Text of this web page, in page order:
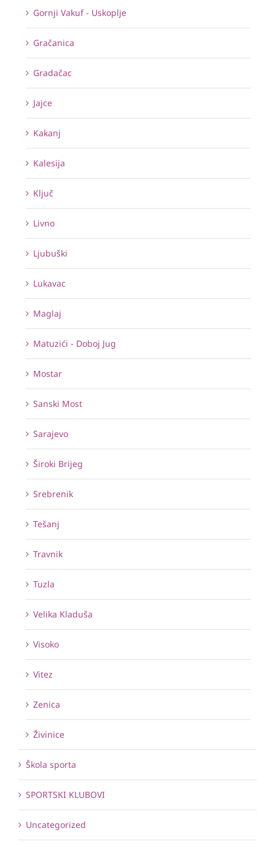
Gornji Vakuf - Uskoplje
Gračanica
Gradačac
Jajce
Kakanj
Kalesija
Ključ
Livno
Ljubuški
Lukavac
Maglaj
Matuzići - Doboj Jug
Mostar
Sanski Most
Sarajevo
Široki Brijeg
Srebrenik
Tešanj
Travnik
Tuzla
Velika Kladuša
Visoko
Vitez
Zenica
Živinice
Škola sporta
SPORTSKI KLUBOVI
Uncategorized